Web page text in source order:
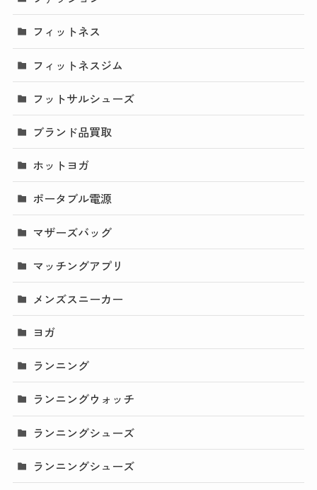
フィットネス
フィットネスジム
フットサルシューズ
ブランド品買取
ホットヨガ
ポータブル電源
マザーズバッグ
マッチングアプリ
メンズスニーカー
ヨガ
ランニング
ランニングウォッチ
ランニングシューズ
ランニングシューズ